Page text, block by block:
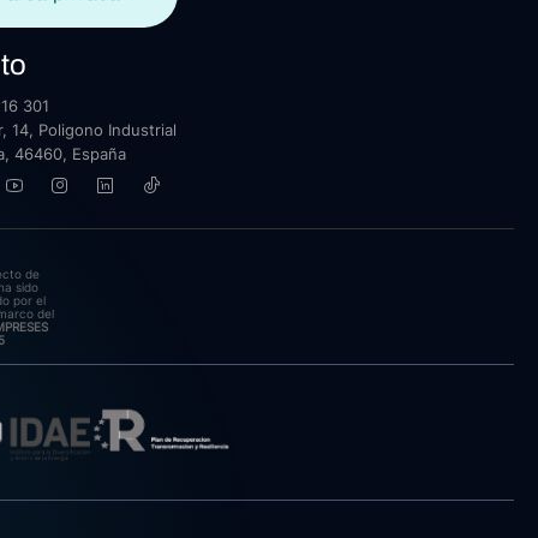
301
14, Poligono Industrial
46460, España
de
sido
por el
del